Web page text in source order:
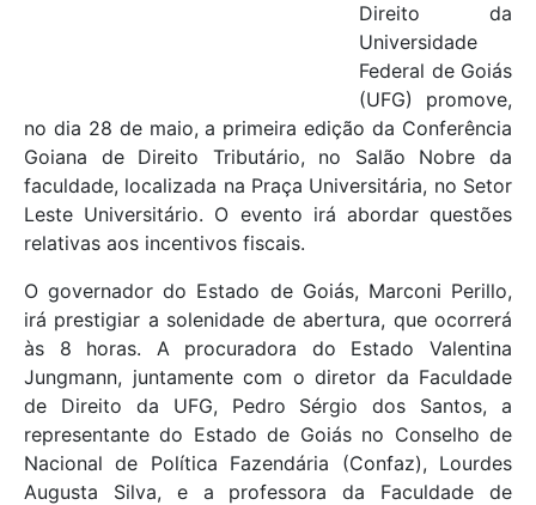
Direito da
Universidade
Federal de Goiás
(UFG) promove,
no dia 28 de maio, a primeira edição da Conferência
Goiana de Direito Tributário, no Salão Nobre da
faculdade, localizada na Praça Universitária, no Setor
Leste Universitário. O evento irá abordar questões
relativas aos incentivos fiscais.
O governador do Estado de Goiás, Marconi Perillo,
irá prestigiar a solenidade de abertura, que ocorrerá
às 8 horas. A procuradora do Estado Valentina
Jungmann, juntamente com o diretor da Faculdade
de Direito da UFG, Pedro Sérgio dos Santos, a
representante do Estado de Goiás no Conselho de
Nacional de Política Fazendária (Confaz), Lourdes
Augusta Silva, e a professora da Faculdade de